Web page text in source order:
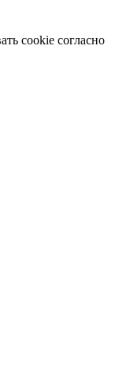
cookie согласно